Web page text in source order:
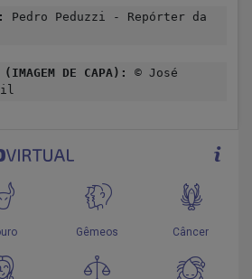
Pedro Peduzzi - Repórter da
(IMAGEM DE CAPA):
© José